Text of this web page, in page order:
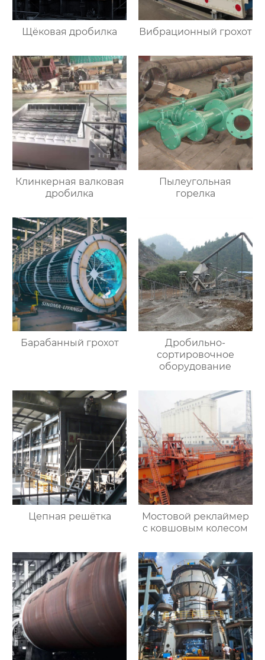
Щёковая дробилка Вибрационный грохот
Клинкерная валковая
дробилка
Пылеугольная
горелка
Барабанный грохот
Дробильно-
сортировочное
оборудование
Цепная решётка
Мостовой реклаймер
с ковшовым колесом